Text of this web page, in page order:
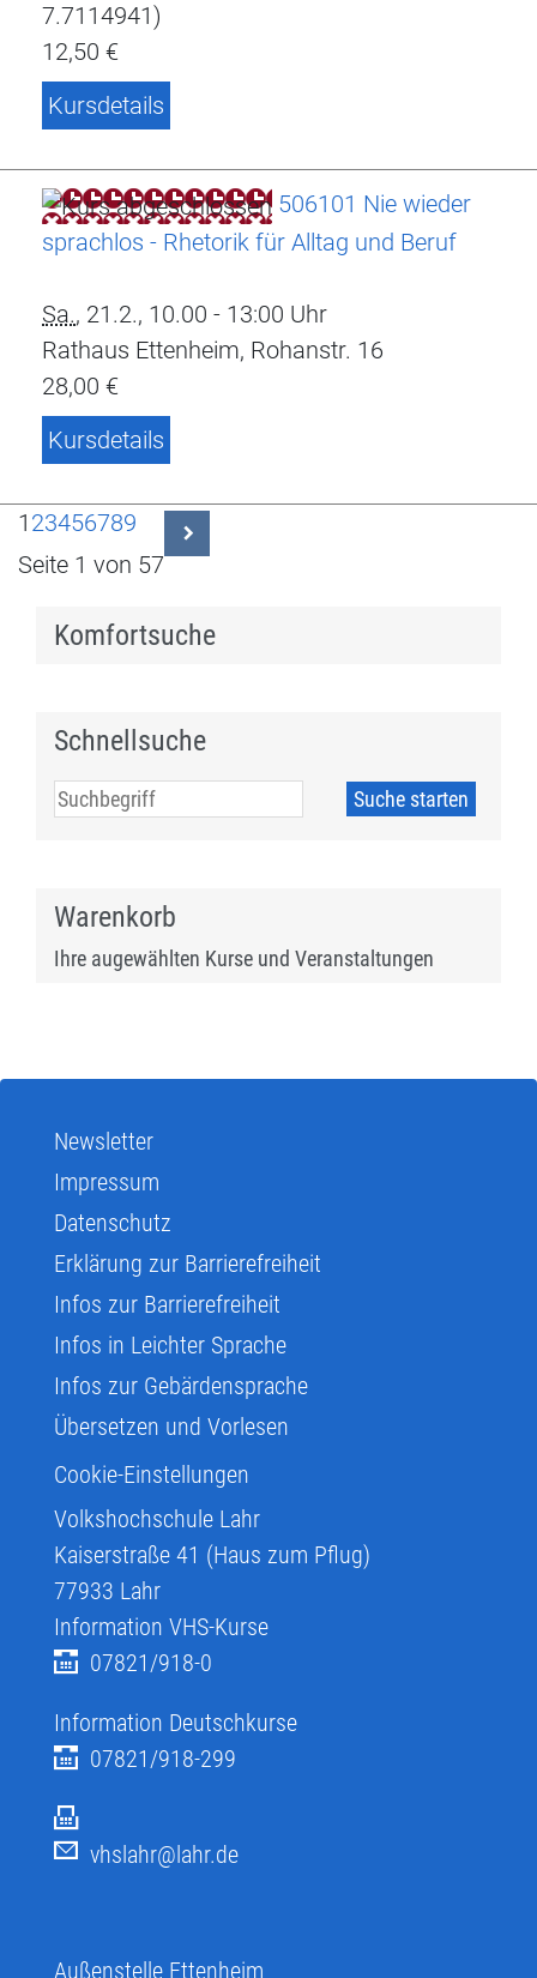
7.7114941)
12,50 €
Kursdetails
506101 Nie wieder
sprachlos - Rhetorik für Alltag und Beruf
Sa., 21.2., 10.00 - 13:00 Uhr
Rathaus Ettenheim, Rohanstr. 16
28,00 €
Kursdetails
1 23456789
Seite 1 von 57
Komfortsuche
Schnellsuche
Warenkorb
Ihre augewählten Kurse und Veranstaltungen
Newsletter
Impressum
Datenschutz
Erklärung zur Barrierefreiheit
Infos zur Barrierefreiheit
Infos in Leichter Sprache
Infos zur Gebärdensprache
Übersetzen und Vorlesen
Cookie-Einstellungen
Volkshochschule Lahr
Kaiserstraße 41 (Haus zum Pflug)
77933 Lahr
Information VHS-Kurse
07821/918-0
Information Deutschkurse
07821/918-299
vhslahr@lahr.de
Außenstelle Ettenheim